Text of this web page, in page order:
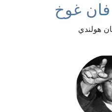
غوخ
هولندي